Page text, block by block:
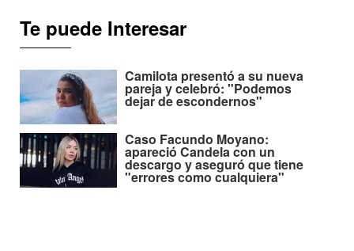
Te puede Interesar
Camilota presentó a su nueva
pareja y celebró: "Podemos
dejar de escondernos"
Caso Facundo Moyano:
apareció Candela con un
descargo y aseguró que tiene
"errores como cualquiera"